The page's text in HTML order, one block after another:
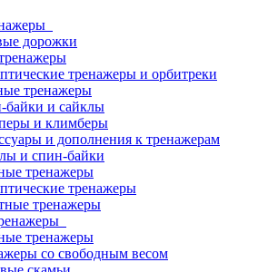
дорожки
тренажеры и орбитреки
тренажеры
байки и сайклы
и климберы
и дополнения к тренажерам
и спин-байки
тренажеры
тренажеры
тренажеры
тренажеры
со свободным весом